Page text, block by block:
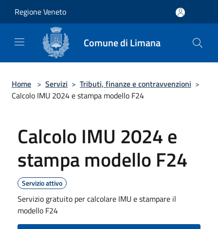
Regione Veneto
Comune di Limana
Home > Servizi > Tributi, finanze e contravvenzioni >
Calcolo IMU 2024 e stampa modello F24
Calcolo IMU 2024 e
stampa modello F24
Servizio attivo
Servizio gratuito per calcolare IMU e stampare il
modello F24